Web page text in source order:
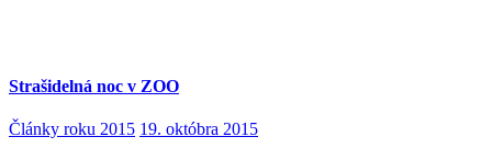
Strašidelná noc v ZOO
Články roku 2015 19. októbra 2015